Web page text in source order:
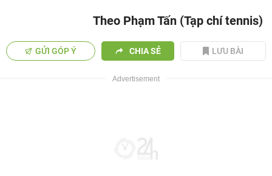
Theo Phạm Tấn (Tạp chí tennis)
GỬI GÓP Ý CHIA SẺ LƯU BÀI